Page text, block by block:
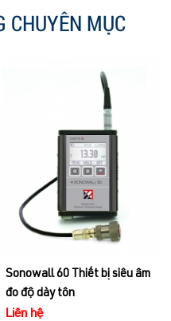
CHUYÊN MỤC
PX-7 DL Thiết bị siêu âm đo